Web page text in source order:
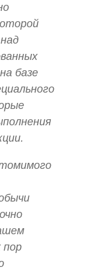
базе
пор